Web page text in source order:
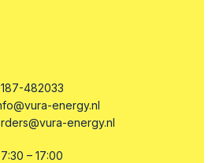
482033
energy.nl
energy.nl
– 17:00